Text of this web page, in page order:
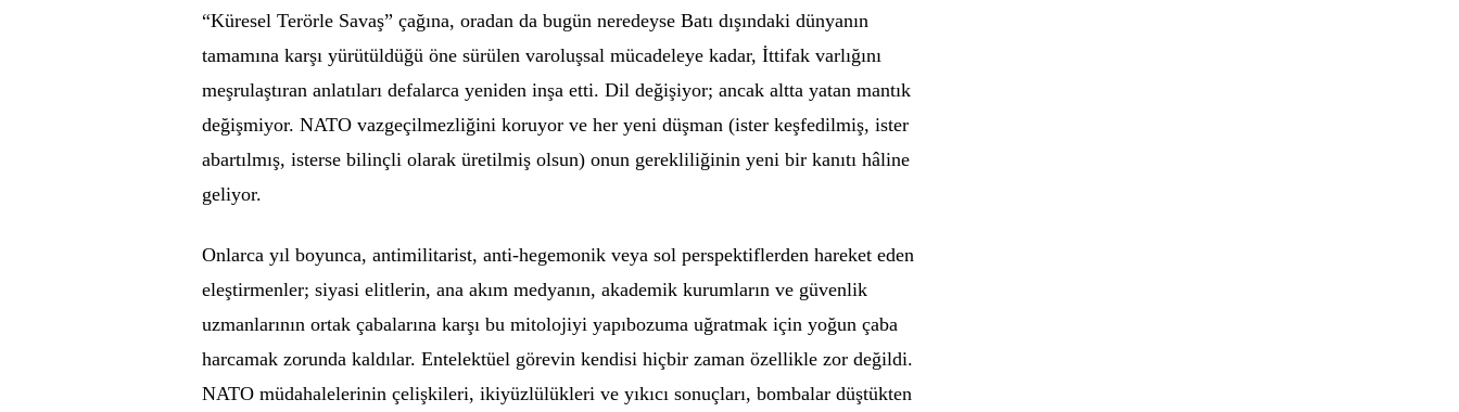
“Küresel Terörle Savaş” çağına, oradan da bugün neredeyse Batı dışındaki dünyanın
tamamına karşı yürütüldüğü öne sürülen varoluşsal mücadeleye kadar, İttifak varlığını
meşrulaştıran anlatıları defalarca yeniden inşa etti. Dil değişiyor; ancak altta yatan mantık
değişmiyor. NATO vazgeçilmezliğini koruyor ve her yeni düşman (ister keşfedilmiş, ister
abartılmış, isterse bilinçli olarak üretilmiş olsun) onun gerekliliğinin yeni bir kanıtı hâline
geliyor.
Onlarca yıl boyunca, antimilitarist, anti-hegemonik veya sol perspektiflerden hareket eden
eleştirmenler; siyasi elitlerin, ana akım medyanın, akademik kurumların ve güvenlik
uzmanlarının ortak çabalarına karşı bu mitolojiyi yapıbozuma uğratmak için yoğun çaba
harcamak zorunda kaldılar. Entelektüel görevin kendisi hiçbir zaman özellikle zor değildi.
NATO müdahalelerinin çelişkileri, ikiyüzlülükleri ve yıkıcı sonuçları, bombalar düştükten